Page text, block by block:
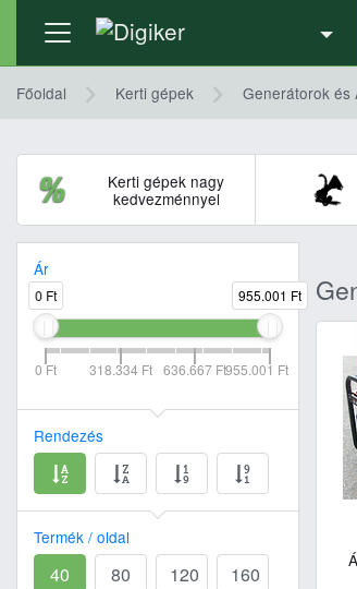
Főoldal Kerti gépek Generátorok és
Kerti gépek nagy
kedvezménnyel
Ár
0 Ft 955.001 Ft
0 Ft 318.334 Ft 636.667 Ft955.001 Ft
Rendezés
Termék / oldal
40 80 120 160